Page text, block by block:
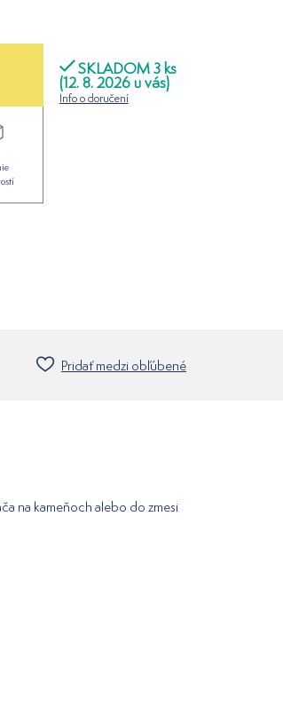
SKLADOM 3 ks
(12. 8. 2026 u vás)
Info o doručení
Pridať medzi obľúbené
na kameňoch alebo do zmesi